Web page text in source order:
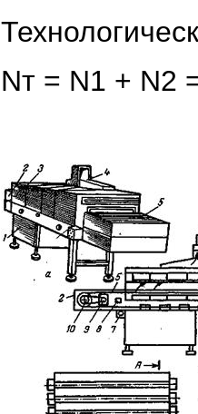
Nт = N1 + N2